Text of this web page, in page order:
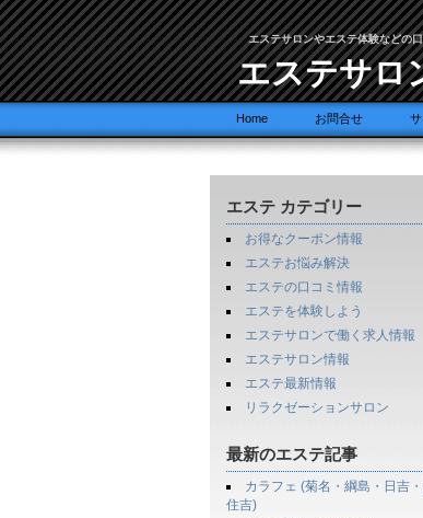
エステサロンやエステ体験などの
エステサロ
Home お問合せ
エステ カテゴリー
お得なクーポン情報
エステお悩み解決
エステの口コミ情報
エステを体験しよう
エステサロンで働く求人情報
エステサロン情報
エステ最新情報
リラクゼーションサロン
最新のエステ記事
カラフェ (菊名・綱島・日吉
住吉)